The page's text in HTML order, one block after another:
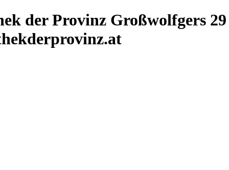
der Provinz Großwolfgers 29